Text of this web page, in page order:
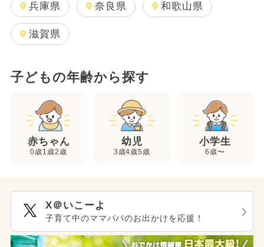
兵庫県 奈良県 和歌山県
滋賀県
子どもの年齢から探す
赤ちゃん
0歳1歳2歳
幼児
3歳4歳5歳
小学生
6歳〜
X＠いこーよ
子育て中のママパパのお出かけを応援！